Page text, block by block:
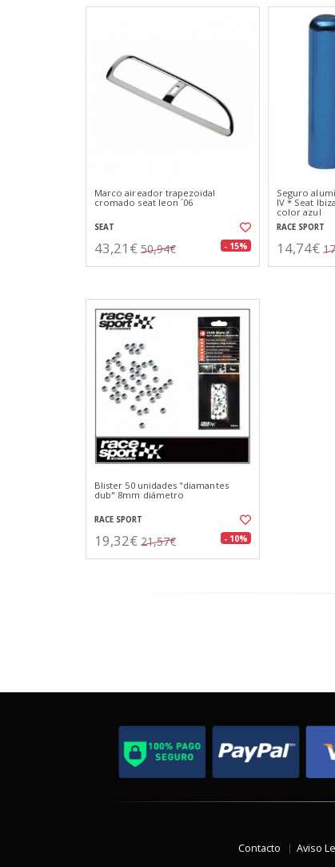
Marco aireador trapezoidal
cromado seat leon ´06
SEAT
43,21€ 50,94€ - 15%
Seguro
IV * Seat
color azul
RACE SPORT
14,74€
Blister 50 unidades "diamantes
dub" 8mm diámetro
RACE SPORT
19,32€ 21,57€ - 10%
Contacto Aviso